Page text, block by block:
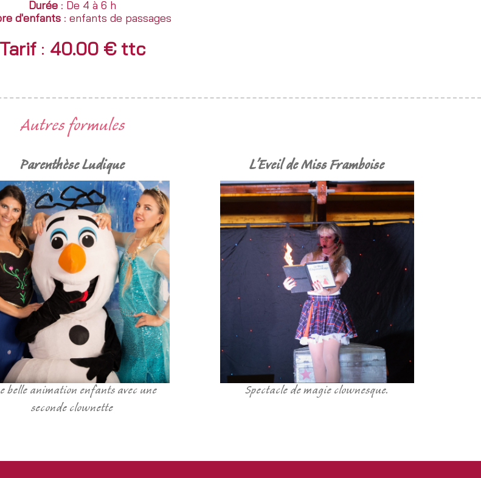
Durée : De 4 à 6 h
d'enfants : enfants de passages
Tarif: 40.00 € ttc
Autres formules
Parenthèse Ludique
belle animation enfants avec une
seconde clownette
L'Eveil de Miss Framboise
Spectacle de magie clownesque.